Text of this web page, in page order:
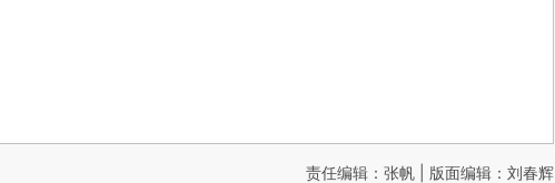
责任编辑：张帆 | 版面编辑：刘春辉